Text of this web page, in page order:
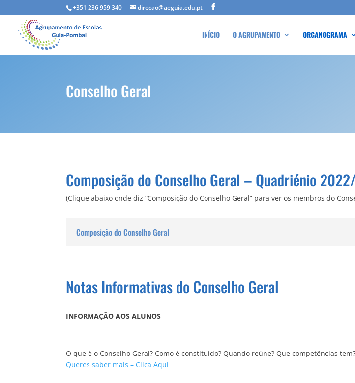
+351 236 959 340 direcao@aeguia.edu.pt
INÍCIO O AGRUPAMENTO ORGANOGRAMA
Conselho Geral
Composição do Conselho Geral – Quadriénio
(Clique abaixo onde diz “Composição do Conselho Geral” para ver os membros do
Composição do Conselho Geral
Notas Informativas do Conselho Geral
INFORMAÇÃO AOS ALUNOS
O que é o Conselho Geral? Como é constituído? Quando reúne? Que competências
Queres saber mais – Clica Aqui